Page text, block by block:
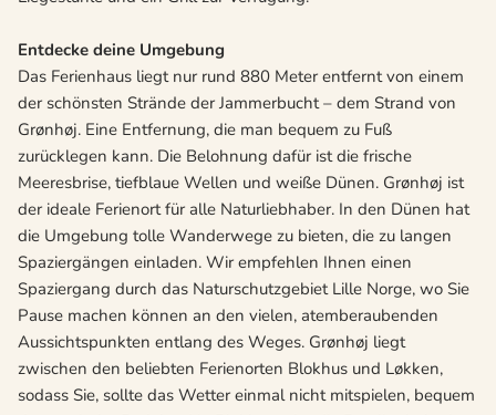
Entdecke deine Umgebung
Das Ferienhaus liegt nur rund 880 Meter entfernt von einem
der schönsten Strände der Jammerbucht – dem Strand von
Grønhøj. Eine Entfernung, die man bequem zu Fuß
zurücklegen kann. Die Belohnung dafür ist die frische
Meeresbrise, tiefblaue Wellen und weiße Dünen. Grønhøj ist
der ideale Ferienort für alle Naturliebhaber. In den Dünen hat
die Umgebung tolle Wanderwege zu bieten, die zu langen
Spaziergängen einladen. Wir empfehlen Ihnen einen
Spaziergang durch das Naturschutzgebiet Lille Norge, wo Sie
Pause machen können an den vielen, atemberaubenden
Aussichtspunkten entlang des Weges. Grønhøj liegt
zwischen den beliebten Ferienorten Blokhus und Løkken,
sodass Sie, sollte das Wetter einmal nicht mitspielen, bequem